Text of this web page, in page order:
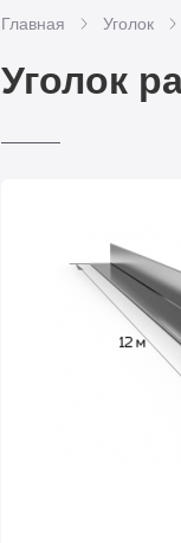
Главная Уголок
Уголок